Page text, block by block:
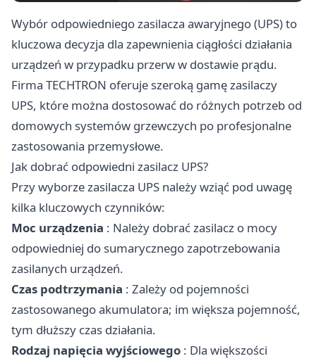
Wybór odpowiedniego zasilacza awaryjnego (UPS) to
kluczowa decyzja dla zapewnienia ciągłości działania
urządzeń w przypadku przerw w dostawie prądu.
Firma TECHTRON oferuje szeroką gamę zasilaczy
UPS, które można dostosować do różnych potrzeb od
domowych systemów grzewczych po profesjonalne
zastosowania przemysłowe.​
Jak dobrać odpowiedni zasilacz UPS?
Przy wyborze zasilacza UPS należy wziąć pod uwagę
kilka kluczowych czynników:​
Moc urządzenia : Należy dobrać zasilacz o mocy
odpowiedniej do sumarycznego zapotrzebowania
zasilanych urządzeń.​
Czas podtrzymania : Zależy od pojemności
zastosowanego akumulatora; im większa pojemność,
tym dłuższy czas działania.​
Rodzaj napięcia wyjściowego : Dla większości